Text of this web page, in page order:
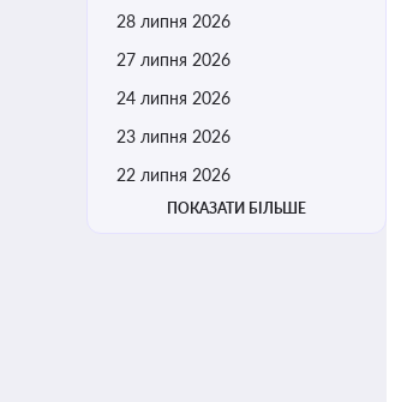
28 липня 2026
27 липня 2026
24 липня 2026
23 липня 2026
22 липня 2026
ПОКАЗАТИ БІЛЬШЕ